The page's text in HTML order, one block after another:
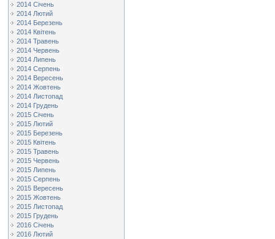
2014 Січень
2014 Лютий
2014 Березень
2014 Квітень
2014 Травень
2014 Червень
2014 Липень
2014 Серпень
2014 Вересень
2014 Жовтень
2014 Листопад
2014 Грудень
2015 Січень
2015 Лютий
2015 Березень
2015 Квітень
2015 Травень
2015 Червень
2015 Липень
2015 Серпень
2015 Вересень
2015 Жовтень
2015 Листопад
2015 Грудень
2016 Січень
2016 Лютий